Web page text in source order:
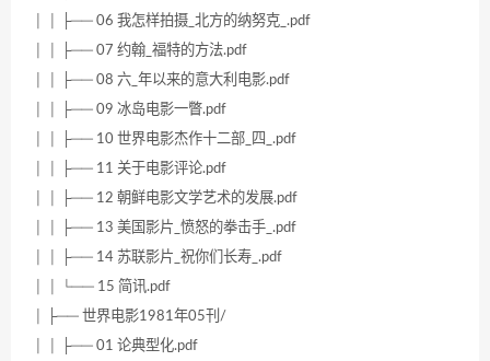
│ │ ├── 06 我怎样拍摄_北方的纳努克_.pdf
│ │ ├── 07 约翰_福特的方法.pdf
│ │ ├── 08 六_年以来的意大利电影.pdf
│ │ ├── 09 冰岛电影一瞥.pdf
│ │ ├── 10 世界电影杰作十二部_四_.pdf
│ │ ├── 11 关于电影评论.pdf
│ │ ├── 12 朝鲜电影文学艺术的发展.pdf
│ │ ├── 13 美国影片_愤怒的拳击手_.pdf
│ │ ├── 14 苏联影片_祝你们长寿_.pdf
│ │ └── 15 简讯.pdf
│ ├── 世界电影1981年05刊/
│ │ ├── 01 论典型化.pdf